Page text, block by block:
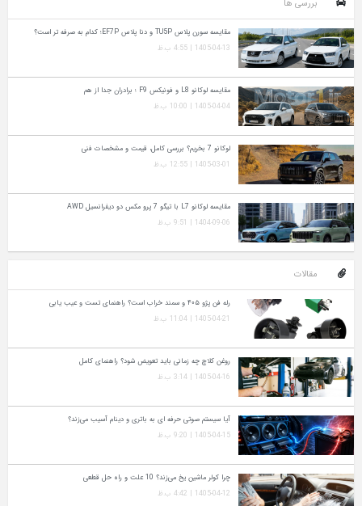
بررسی ها
مقایسه سورن پلاس TU5P و دنا پلاس EF7P؛ کدام به‌ صرفه‌ تر است؟
1405-04-13 | 4:55 ب.ظ
مقایسه لوکانو L8 و فونیکس F9 ؛ برادران جدا از هم
1405-04-04 | 10:00 ب.ظ
لوکانو 7 بخریم؟ بررسی کامل، قیمت و مشخصات فنی
1405-03-01 | 12:55 ب.ظ
مقایسه لوکانو L7 با تیگو 7 پرو مکس دو دیفرانسیل AWD
1404-09-06 | 9:51 ب.ظ
مقالات
رله فن پژو ۴۰۵ و سمند خراب است؟ راهنمای تست و عیب‌ یابی
1405-04-21 | 11:04 ب.ظ
روغن کلاچ چه زمانی باید تعویض شود؟ راهنمای کامل
1405-04-16 | 3:14 ب.ظ
آیا سیستم صوتی حرفه‌ ای به باتری و دینام آسیب می‌زند؟
1405-04-15 | 9:20 ب.ظ
چرا کولر ماشین یخ می‌زند؟ 10 علت و راه‌ حل قطعی
1405-04-12 | 4:42 ب.ظ